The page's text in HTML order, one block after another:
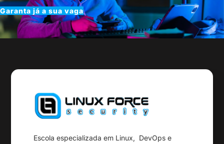
Garanta já a sua vaga
Escola especializada em Linux, DevOps e